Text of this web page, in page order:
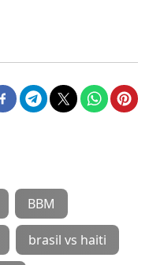
BBM
brasil vs haiti